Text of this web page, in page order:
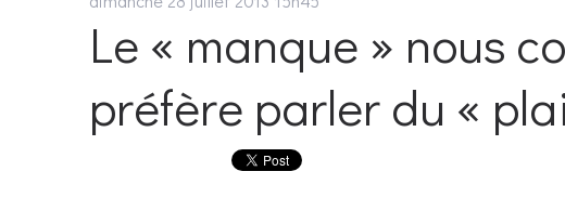
Le « manque » nous
préfère parler du «